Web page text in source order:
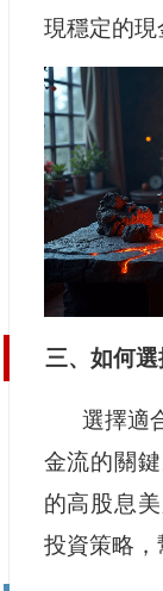
現穩定的現
三、如何
選擇適
金流的關
的高股息
投資策略，